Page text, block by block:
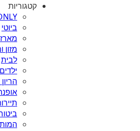
קטגוריות
ביוטי
לבית